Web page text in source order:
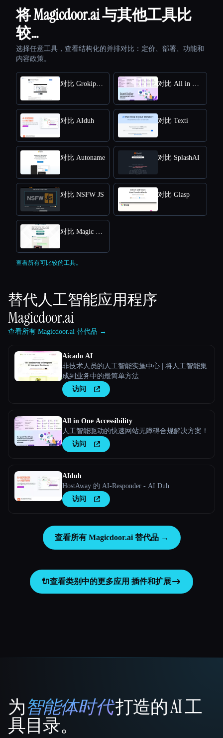
将 Magicdoor.ai 与其他工具比
较…
选择任意工具，查看结构化的并排对比：定价、部署、功能和
内容政策。
对比 Grokipedia VS Wikipedia 对比 All in One Accessibility
对比 AIduh 对比 Texti
对比 Autoname 对比 SplashAI
对比 NSFW JS 对比 Glasp
对比 Magic Mate
查看所有可比较的工具。
替代人工智能应用程序
Magicdoor.ai
查看所有 Magicdoor.ai 替代品 →
Aicado AI
非技术人员的人工智能实施中心 | 将人工智能集
成到业务中的最简单方法
访问
All in One Accessibility
人工智能驱动的快速网站无障碍合规解决方案！
访问
AIduh
HostAway 的 AI-Responder - AI Duh
访问
查看所有 Magicdoor.ai 替代品 →
🔌查看类别中的更多应用 插件和扩展
That AI Collection
为智能体时代打造的 AI 工
具目录。